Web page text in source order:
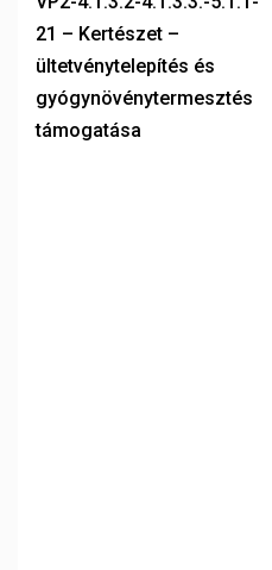
21 – Kertészet –
ültetvénytelepítés és
gyógynövénytermesztés
támogatása